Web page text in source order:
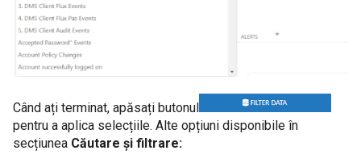
Editia - On prem
Informații AD necesare pentru citirea
obiectelor AD
Introducere
Licentiere CYBERQUEST
Când ați terminat, apăsați butonul
pentru a aplica selecțiile. Alte opțiuni disponibile în
secțiunea Căutare și filtrare: